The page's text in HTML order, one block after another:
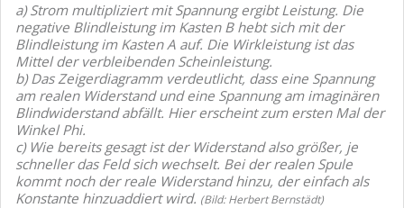
a) Strom multipliziert mit Spannung ergibt Leistung. Die
negative Blindleistung im Kasten B hebt sich mit der
Blindleistung im Kasten A auf. Die Wirkleistung ist das
Mittel der verbleibenden Scheinleistung.
b) Das Zeigerdiagramm verdeutlicht, dass eine Spannung
am realen Widerstand und eine Spannung am imaginären
Blindwiderstand abfällt. Hier erscheint zum ersten Mal der
Winkel Phi.
c) Wie bereits gesagt ist der Widerstand also größer, je
schneller das Feld sich wechselt. Bei der realen Spule
kommt noch der reale Widerstand hinzu, der einfach als
Konstante hinzuaddiert wird. (Bild: Herbert Bernstädt)